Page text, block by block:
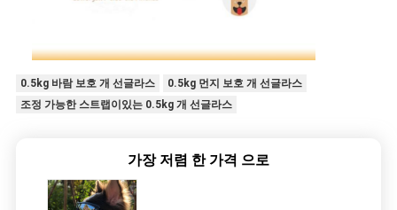
0.5kg 바람 보호 개 선글라스
0.5kg 먼지 보호 개 선글라스
조정 가능한 스트랩이있는 0.5kg 개 선글라스
가장 저렴 한 가격 으로